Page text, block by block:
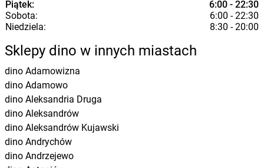
Piątek:
6:00 - 22:30
Sobota:
6:00 - 22:30
Niedziela:
8:30 - 20:00
Sklepy dino w innych miastach
dino Adamowizna
dino Adamowo
dino Aleksandria Druga
dino Aleksandrów
dino Aleksandrów Kujawski
dino Andrychów
dino Andrzejewo